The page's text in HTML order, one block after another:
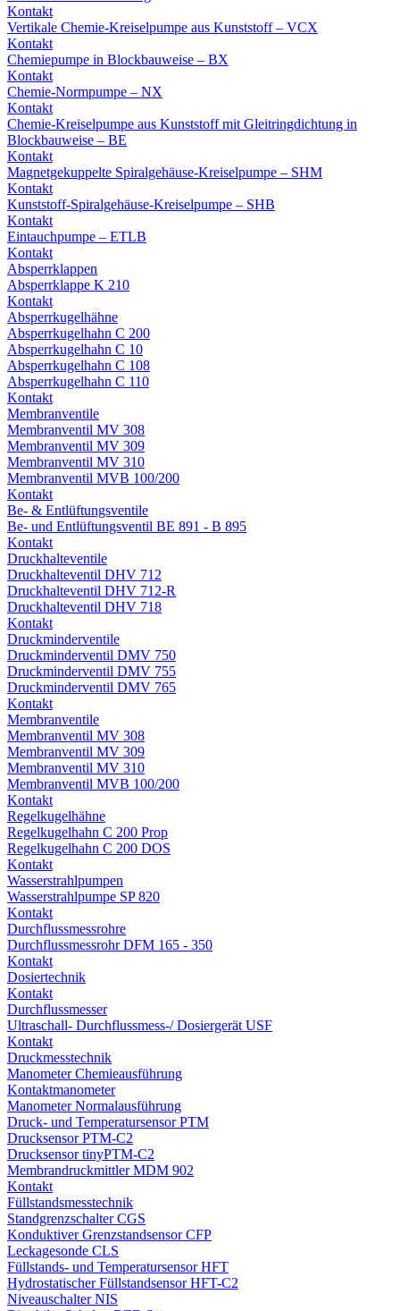
Kontakt
Vertikale Chemie-Kreiselpumpe aus Kunststoff – VCX
Kontakt
Chemiepumpe in Blockbauweise – BX
Kontakt
Chemie-Normpumpe – NX
Kontakt
Chemie-Kreiselpumpe aus Kunststoff mit Gleitringdichtung in
Blockbauweise – BE
Kontakt
Magnetgekuppelte Spiralgehäuse-Kreiselpumpe – SHM
Kontakt
Kunststoff-Spiralgehäuse-Kreiselpumpe – SHB
Kontakt
Eintauchpumpe – ETLB
Kontakt
Absperrklappen
Absperrklappe K 210
Kontakt
Absperrkugelhähne
Absperrkugelhahn C 200
Absperrkugelhahn C 10
Absperrkugelhahn C 108
Absperrkugelhahn C 110
Kontakt
Membranventile
Membranventil MV 308
Membranventil MV 309
Membranventil MV 310
Membranventil MVB 100/200
Kontakt
Be- & Entlüftungsventile
Be- und Entlüftungsventil BE 891 - B 895
Kontakt
Druckhalteventile
Druckhalteventil DHV 712
Druckhalteventil DHV 712-R
Druckhalteventil DHV 718
Kontakt
Druckminderventile
Druckminderventil DMV 750
Druckminderventil DMV 755
Druckminderventil DMV 765
Kontakt
Membranventile
Membranventil MV 308
Membranventil MV 309
Membranventil MV 310
Membranventil MVB 100/200
Kontakt
Regelkugelhähne
Regelkugelhahn C 200 Prop
Regelkugelhahn C 200 DOS
Kontakt
Wasserstrahlpumpen
Wasserstrahlpumpe SP 820
Kontakt
Durchflussmessrohre
Durchflussmessrohr DFM 165 - 350
Kontakt
Dosiertechnik
Kontakt
Durchflussmesser
Ultraschall- Durchflussmess-/ Dosiergerät USF
Kontakt
Druckmesstechnik
Manometer Chemieausführung
Kontaktmanometer
Manometer Normalausführung
Druck- und Temperatursensor PTM
Drucksensor PTM-C2
Drucksensor tinyPTM-C2
Membrandruckmittler MDM 902
Kontakt
Füllstandsmesstechnik
Standgrenzschalter CGS
Konduktiver Grenzstandsensor CFP
Leckagesonde CLS
Füllstands- und Temperatursensor HFT
Hydrostatischer Füllstandsensor HFT-C2
Niveauschalter NIS